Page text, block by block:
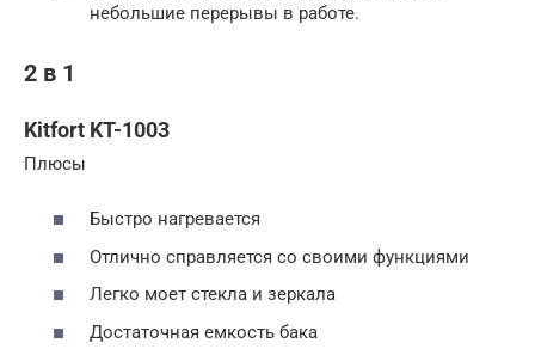
небольшие перерывы в работе.
2 в 1
Kitfort KT-1003
Плюсы
Быстро нагревается
Отлично справляется со своими функциями
Легко моет стекла и зеркала
Достаточная емкость бака